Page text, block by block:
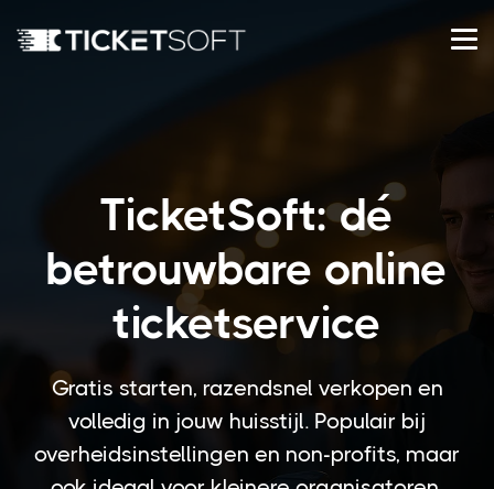
TicketSoft: dé
betrouwbare online
ticketservice
Gratis starten, razendsnel verkopen en
volledig in jouw huisstijl. Populair bij
overheidsinstellingen en non-profits, maar